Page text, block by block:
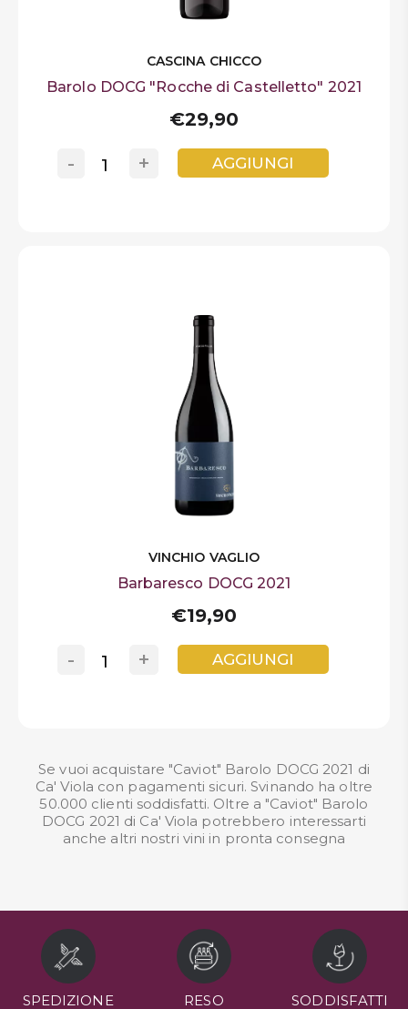
CASCINA CHICCO
Barolo DOCG "Rocche di Castelletto" 2021
€29,90
+
- AGGIUNGI
VINCHIO VAGLIO
Barbaresco DOCG 2021
€19,90
+
- AGGIUNGI
Se vuoi acquistare "Caviot" Barolo DOCG 2021 di
Ca' Viola con pagamenti sicuri. Svinando ha oltre
50.000 clienti soddisfatti. Oltre a "Caviot" Barolo
DOCG 2021 di Ca' Viola potrebbero interessarti
anche altri nostri vini in pronta consegna
SPEDIZIONE
RESO
SODDISFATTI